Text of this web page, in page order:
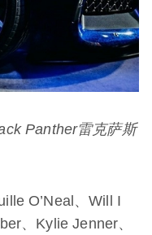
Panther雷克萨斯
O’Neal、Will I
、Kylie Jenner、